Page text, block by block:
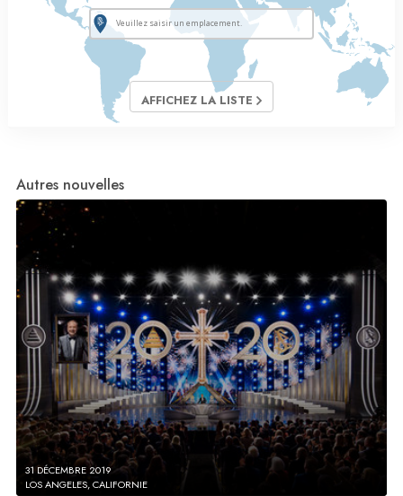
AFFICHEZ LA LISTE
Autres nouvelles
31 DÉCEMBRE 2019
LOS ANGELES, CALIFORNIE